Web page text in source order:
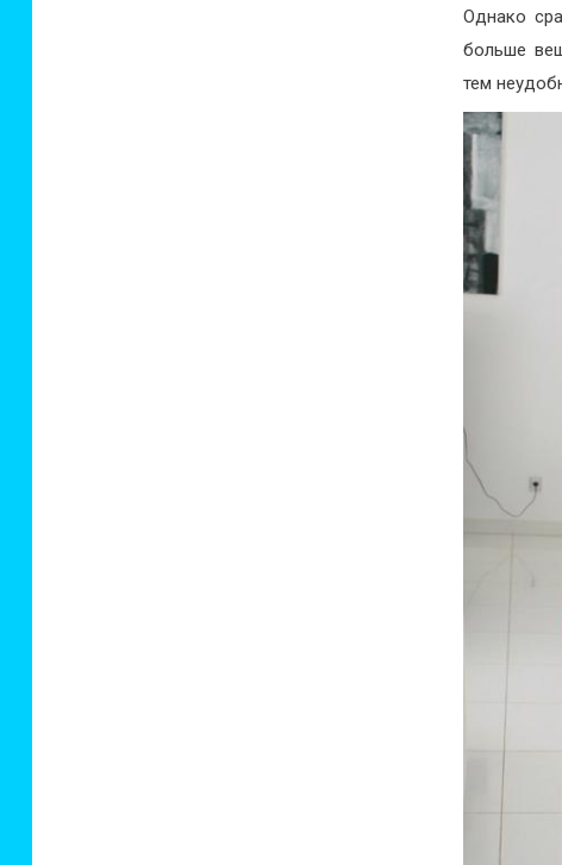
Однако
больше
тем